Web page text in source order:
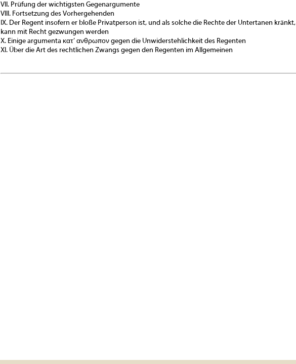
VII. Prüfung der wichtigsten Gegenargumente
VIII. Fortsetzung des Vorhergehenden
IX. Der Regent insofern er bloße Privatperson ist, und als solche die Rechte der Untertanen kränkt,
kann mit Recht gezwungen werden
X. Einige argumenta κατ’ ανθρωπον gegen die Unwiderstehlichkeit des Regenten
XI. Über die Art des rechtlichen Zwangs gegen den Regenten im Allgemeinen